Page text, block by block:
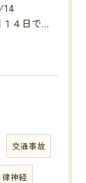
14
㊗️本日７月１４日で当院は開院１８周年となりました🎉
交通事故
律神経